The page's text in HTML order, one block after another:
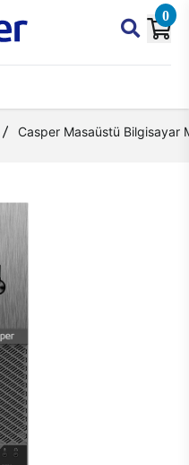
0
Casper Masaüstü Bilgisayar